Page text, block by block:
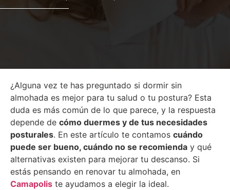
¿Alguna vez te has preguntado si dormir sin
almohada es mejor para tu salud o tu postura? Esta
duda es más común de lo que parece, y la respuesta
depende de cómo duermes y de tus necesidades
posturales. En este artículo te contamos cuándo
puede ser bueno, cuándo no se recomienda y qué
alternativas existen para mejorar tu descanso. Si
estás pensando en renovar tu almohada, en
Camapolis te ayudamos a elegir la ideal.